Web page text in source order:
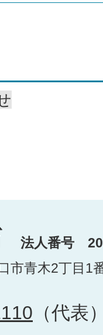
法人番号
市青木2丁目1
（代表